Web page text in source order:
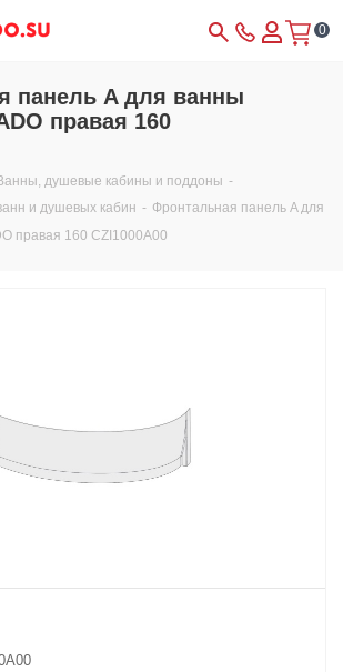
0
панель A для ванны
правая 160
душевые кабины и поддоны -
и душевых кабин - Фронтальная панель A для
правая 160 CZI1000A00